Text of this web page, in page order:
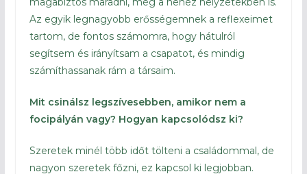
Az egyik legnagyobb erősségemnek a reflexeimet
tartom, de fontos számomra, hogy hátulról
segítsem és irányítsam a csapatot, és mindig
számíthassanak rám a társaim.
Mit csinálsz legszívesebben, amikor nem a
focipályán vagy? Hogyan kapcsolódsz ki?
Szeretek minél több időt tölteni a családommal, de
nagyon szeretek főzni, ez kapcsol ki legjobban.